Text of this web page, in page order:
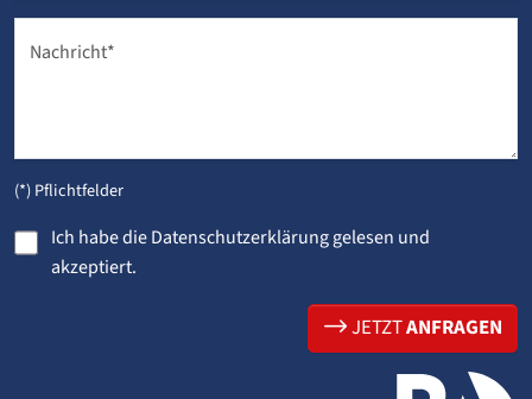
Nachricht*
(*) Pflichtfelder
Ich habe dieDatenschutzerklärunggelesen und
akzeptiert.
JETZTANFRAGEN